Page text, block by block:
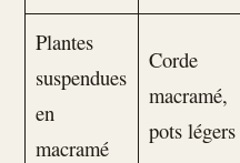
Plantes
suspendues
en
macramé
Corde
macramé,
pots légers